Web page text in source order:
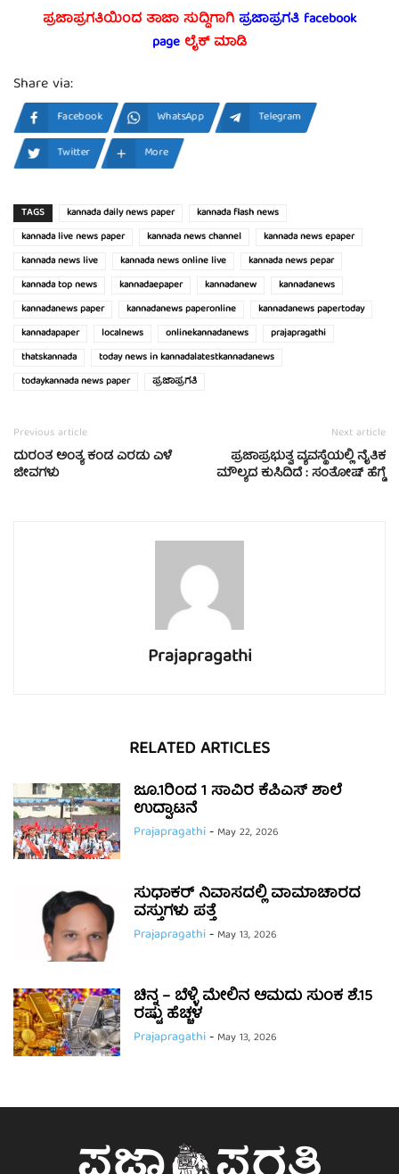
ಪ್ರಜಾಪ್ರಗತಿಯಿಂದ ತಾಜಾ ಸುದ್ದಿಗಾಗಿಪ್ರಜಾಪ್ರಗತಿ facebook
page ಲೈಕ್ ಮಾಡಿ
Share via:
Facebook WhatsApp
Telegram
Twitter
More
TAGS kannada daily news paper
kannada flash news
kannada live news paper
kannada news channel
kannada news epaper
kannada news live
kannada news online live
kannada news pepar
kannada top news
kannadaepaper kannadanew
kannadanews
kannadanews paper
kannadanews paperonline
kannadanews papertoday
kannadapaper
localnews onlinekannadanews
prajapragathi
thatskannada
today news in kannadalatestkannadanews
todaykannada news paper
ಪ್ರಜಾಪ್ರಗತಿ
Previous article
ದುರಂತ ಅಂತ್ಯ ಕಂಡ ಎರಡು ಎಳೆ
ಜೀವಗಳು
Next article
ಪ್ರಜಾಪ್ರಭುತ್ವ ವ್ಯವಸ್ಥೆಯಲ್ಲಿ ನೈತಿಕ
ಮೌಲ್ಯದ ಕುಸಿದಿದೆ : ಸಂತೋಷ್ ಹೆಗ್ಡೆ
Prajapragathi
RELATED ARTICLES
ಜೂ.1ರಿಂದ 1 ಸಾವಿರ ಕೆಪಿಎಸ್ ಶಾಲೆ
ಉದ್ಘಾಟನೆ
Prajapragathi- May 22, 2026
ಸುಧಾಕರ್ ನಿವಾಸದಲ್ಲಿ ವಾಮಾಚಾರದ
ವಸ್ತುಗಳು ಪತ್ತೆ
Prajapragathi- May 13, 2026
ಚಿನ್ನ – ಬೆಳ್ಳಿ ಮೇಲಿನ ಆಮದು ಸುಂಕ ಶೆ.15
ರಷ್ಟು ಹೆಚ್ಚಳ
Prajapragathi- May 13, 2026